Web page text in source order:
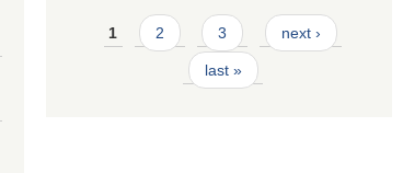
Pages
1 2 3 next ›
last »